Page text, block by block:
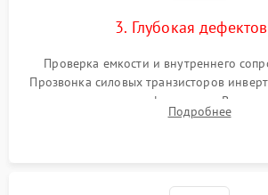
3. Глубокая
Проверка емкости и внутреннего
Прозвонка силовых транзисторов
переключения и трансформатора.
конденсаторов и прогаров на
Подробнее